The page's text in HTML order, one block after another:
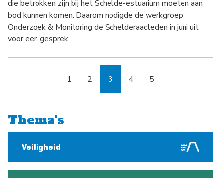
die betrokken zijn bij het Schelde-estuarium moeten aan
bod kunnen komen. Daarom nodigde de werkgroep
Onderzoek & Monitoring de Schelderaadleden in juni uit
voor een gesprek.
Pagina
1 Pagina
2 Pagina
3 Pagina
4 Pagina
5
Thema's
Veiligheid